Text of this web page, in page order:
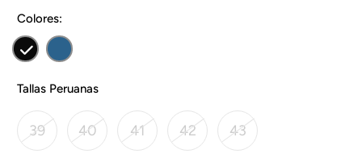
Colores:
Tallas Peruanas
39 40 41 42 43